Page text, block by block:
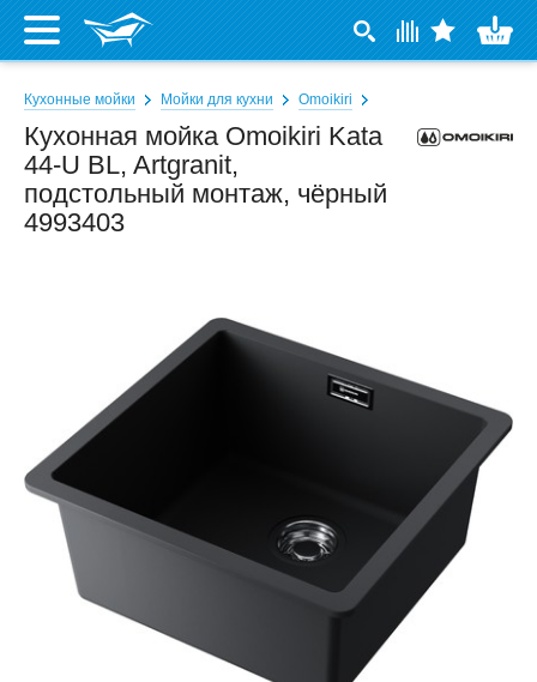
Кухонные мойки Мойки для кухни Omoikiri
Кухонная мойка Omoikiri Kata
44-U BL, Artgranit,
подстольный монтаж, чёрный
4993403